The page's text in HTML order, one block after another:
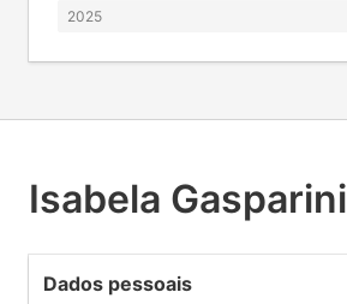
Isabela Gasparini
Dados pessoais